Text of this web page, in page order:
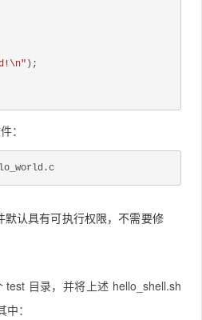
);
：
默认具有可执行权限，不需要修
test 目录，并将上述 hello_shell.sh
：